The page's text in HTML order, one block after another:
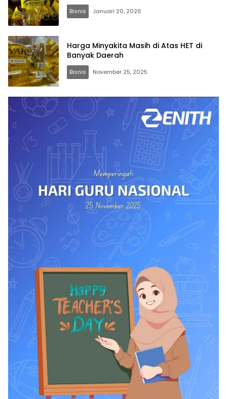
Bisnis Januari 20, 2026
Harga Minyakita Masih di Atas HET di
Banyak Daerah
Bisnis November 25, 2025